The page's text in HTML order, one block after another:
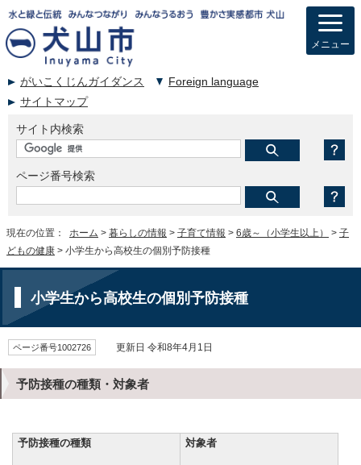
がいこくじんガイダンス
Foreign language
サイトマップ
サイト内検索
ページ番号検索
メニュー
現在の位置： ホーム > 暮らしの情報 > 子育て情報 > 6歳～（小学生以上） > 子
どもの健康 > 小学生から高校生の個別予防接種
小学生から高校生の個別予防接種
ページ番号1002726 更新日 令和8年4月1日
予防接種の種類・対象者
予防接種の種類 対象者